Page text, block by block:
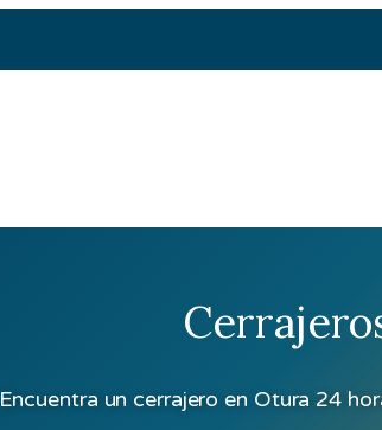
Encuentra un cerrajero en Otura 24